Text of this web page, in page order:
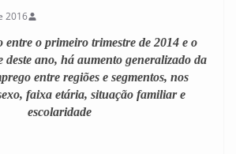
2016
entre o primeiro trimestre de 2014 e o
deste ano, há aumento generalizado da
entre regiões e segmentos, nos
faixa etária, situação familiar e
escolaridade